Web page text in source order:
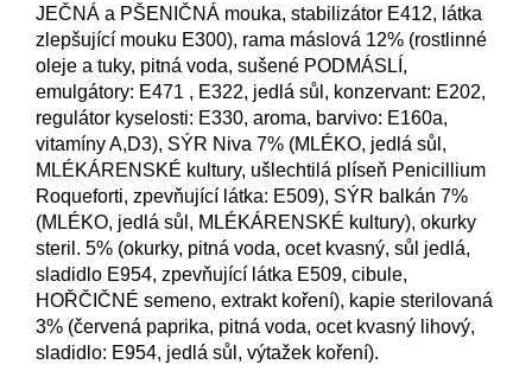
JEČNÁ a PŠENIČNÁ mouka, stabilizátor E412, látka
zlepšující mouku E300), rama máslová 12% (rostlinné
oleje a tuky, pitná voda, sušené PODMÁSLÍ,
emulgátory: E471 , E322, jedlá sůl, konzervant: E202,
regulátor kyselosti: E330, aroma, barvivo: E160a,
vitamíny A,D3), SÝR Niva 7% (MLÉKO, jedlá sůl,
MLÉKÁRENSKÉ kultury, ušlechtilá plíseň Penicillium
Roqueforti, zpevňující látka: E509), SÝR balkán 7%
(MLÉKO, jedlá sůl, MLÉKÁRENSKÉ kultury), okurky
steril. 5% (okurky, pitná voda, ocet kvasný, sůl jedlá,
sladidlo E954, zpevňující látka E509, cibule,
HOŘČIČNÉ semeno, extrakt koření), kapie sterilovaná
3% (červená paprika, pitná voda, ocet kvasný lihový,
sladidlo: E954, jedlá sůl, výtažek koření).